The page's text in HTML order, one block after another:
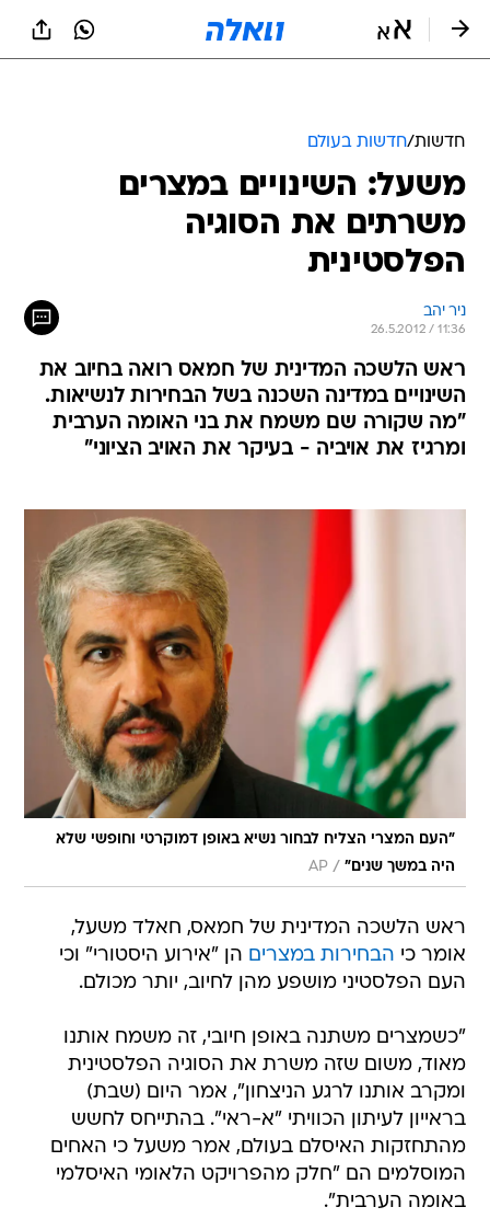
חדשות/חדשות בעולם
משעל: השינויים במצרים
משרתים את הסוגיה
הפלסטינית
ניר יהב
26.5.2012 / 11:36
ראש הלשכה המדינית של חמאס רואה בחיוב את
השינויים במדינה השכנה בשל הבחירות לנשיאות.
"מה שקורה שם משמח את בני האומה הערבית
ומרגיז את אויביה - בעיקר את האויב הציוני"
"העם המצרי הצליח לבחור נשיא באופן דמוקרטי וחופשי שלא
היה במשך שנים" /
AP
ראש הלשכה המדינית של חמאס, חאלד משעל,
אומר כי הבחירות במצרים הן "אירוע היסטורי" וכי
העם הפלסטיני מושפע מהן לחיוב, יותר מכולם.
"כשמצרים משתנה באופן חיובי, זה משמח אותנו
מאוד, משום שזה משרת את הסוגיה הפלסטינית
ומקרב אותנו לרגע הניצחון", אמר היום (שבת)
בראייון לעיתון הכוויתי "א-ראי". בהתייחס לחשש
מהתחזקות האיסלם בעולם, אמר משעל כי האחים
המוסלמים הם "חלק מהפרויקט הלאומי האיסלמי
באומה הערבית".